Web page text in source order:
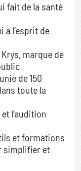
fait de la santé
a l’esprit de
marque de
de 150
toute la
l’audition
et formations
simplifier et